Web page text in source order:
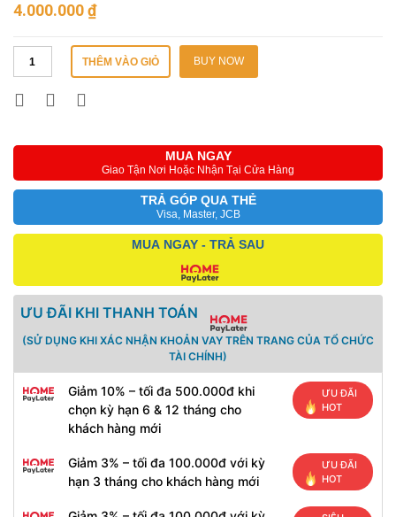
4.000.000₫
THÊM VÀO GIỎ BUY NOW
MUA NGAY
Giao Tận Nơi Hoặc Nhận Tại Cửa Hàng
TRẢ GÓP QUA THẺ
Visa, Master, JCB
MUA NGAY - TRẢ SAU
ƯU ĐÃI KHI THANH TOÁN
(SỬ DỤNG KHI XÁC NHẬN KHOẢN VAY TRÊN TRANG CỦA TỔ CHỨC
TÀI CHÍNH)
Giảm 10% – tối đa 500.000đ khi
chọn kỳ hạn 6 & 12 tháng cho
khách hàng mới
ƯU ĐÃI
HOT
Giảm 3% – tối đa 100.000đ với kỳ
hạn 3 tháng cho khách hàng mới
ƯU ĐÃI
HOT